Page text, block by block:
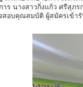
ร นางสาวกิ่งแก้ว ศรีสุ
อบคุณสมบัติ ผู้สมัครเข้า